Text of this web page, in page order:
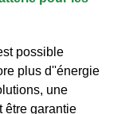
possible
plus d''énergie
une
être garantie